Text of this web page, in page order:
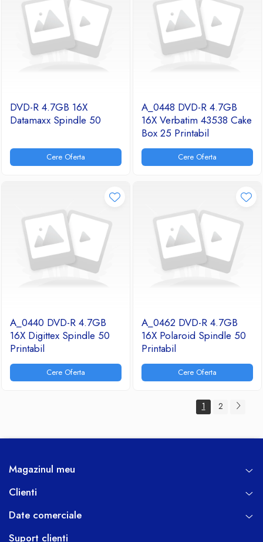
DVD-R 4.7GB 16X
Datamaxx Spindle 50
Cere Oferta
A_0448 DVD-R 4.7GB
16X Verbatim 43538 Cake
Box 25 Printabil
Cere Oferta
A_0440 DVD-R 4.7GB
16X Digittex Spindle 50
Printabil
Cere Oferta
A_0462 DVD-R 4.7GB
16X Polaroid Spindle 50
Printabil
Cere Oferta
1 2
Magazinul meu
Clienti
Date comerciale
Suport clienti